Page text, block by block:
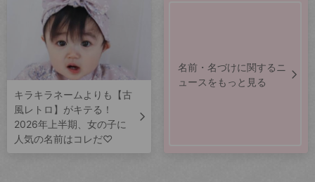
キラキラネームよりも【古
風レトロ】がキテる！
2026年上半期、女の子に
人気の名前はコレだ♡
名前・名づけに関するニ
ュースをもっと見る